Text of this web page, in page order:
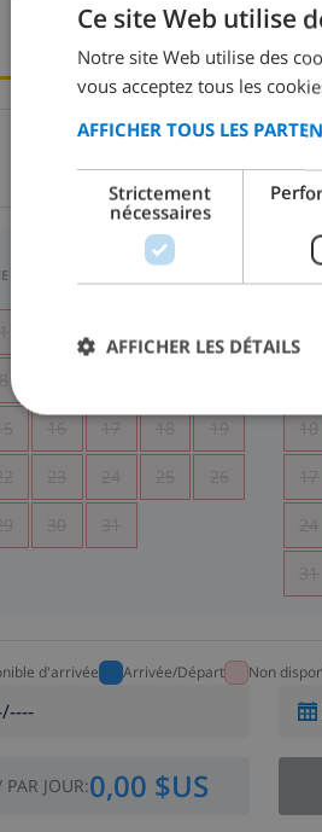
juillet 2026
1
8
16 17 18 19
23 24 25 26
30 31
10
17
24
31
d'arrivée Arrivée/Départ Non
PAR JOUR:0,00 $US
Ce site Web utilise
Notre site Web utilise des
vous acceptez tous les
AFFICHER TOUS LES
Strictement
nécessaires
AFFICHER LES DÉTAILS